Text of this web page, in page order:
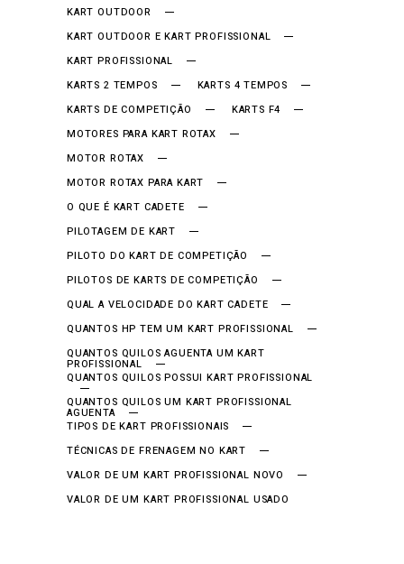
KART OUTDOOR
KART OUTDOOR E KART PROFISSIONAL
KART PROFISSIONAL
KARTS 2 TEMPOS
KARTS 4 TEMPOS
KARTS DE COMPETIÇÃO
KARTS F4
MOTORES PARA KART ROTAX
MOTOR ROTAX
MOTOR ROTAX PARA KART
O QUE É KART CADETE
PILOTAGEM DE KART
PILOTO DO KART DE COMPETIÇÃO
PILOTOS DE KARTS DE COMPETIÇÃO
QUAL A VELOCIDADE DO KART CADETE
QUANTOS HP TEM UM KART PROFISSIONAL
QUANTOS QUILOS AGUENTA UM KART
PROFISSIONAL
QUANTOS QUILOS POSSUI KART PROFISSIONAL
QUANTOS QUILOS UM KART PROFISSIONAL
AGUENTA
TIPOS DE KART PROFISSIONAIS
TÉCNICAS DE FRENAGEM NO KART
VALOR DE UM KART PROFISSIONAL NOVO
VALOR DE UM KART PROFISSIONAL USADO